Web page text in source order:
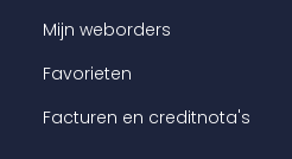
Mijn weborders
Favorieten
Facturen en creditnota's